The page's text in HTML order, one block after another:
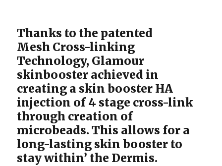
Thanks to the patented
Mesh Cross-linking
Technology, Glamour
skinbooster achieved in
creating a skin booster HA
injection of 4 stage cross-link
through creation of
microbeads. This allows for a
long-lasting skin booster to
stay within’ the Dermis.